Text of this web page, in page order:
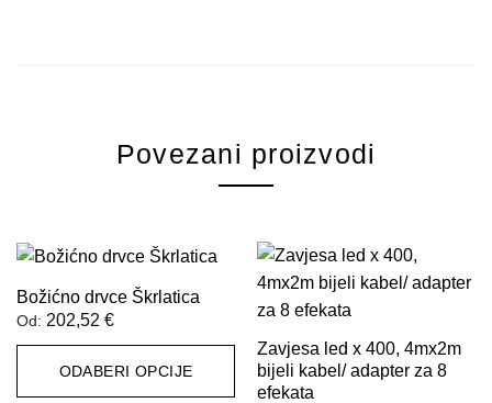
Povezani proizvodi
Božićno drvce Škrlatica
Od: 202,52 €
ODABERI OPCIJE
Zavjesa led x 400, 4mx2m
bijeli kabel/ adapter za 8
efekata